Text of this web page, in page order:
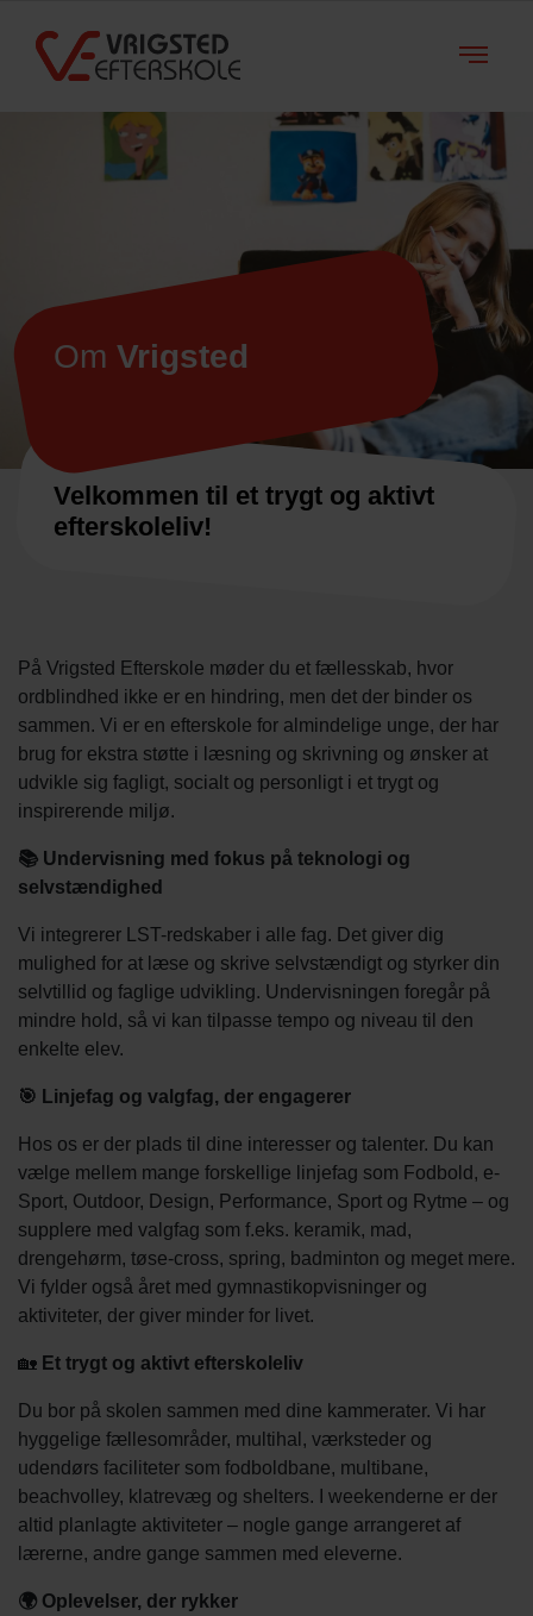
Om Vrigsted
Velkommen til et trygt og aktivt
efterskoleliv!
På Vrigsted Efterskole møder du et fællesskab, hvor
ordblindhed ikke er en hindring, men det der binder os
sammen. Vi er en efterskole for almindelige unge, der har
brug for ekstra støtte i læsning og skrivning og ønsker at
udvikle sig fagligt, socialt og personligt i et trygt og
inspirerende miljø.
📚 Undervisning med fokus på teknologi og
selvstændighed
Vi integrerer LST-redskaber i alle fag. Det giver dig
mulighed for at læse og skrive selvstændigt og styrker din
selvtillid og faglige udvikling. Undervisningen foregår på
mindre hold, så vi kan tilpasse tempo og niveau til den
enkelte elev.
🎯 Linjefag og valgfag, der engagerer
Hos os er der plads til dine interesser og talenter. Du kan
vælge mellem mange forskellige linjefag som Fodbold, e-
Sport, Outdoor, Design, Performance, Sport og Rytme – og
supplere med valgfag som f.eks. keramik, mad,
drengehørm, tøse-cross, spring, badminton og meget mere.
Vi fylder også året med gymnastikopvisninger og
aktiviteter, der giver minder for livet.
🏡 Et trygt og aktivt efterskoleliv
Du bor på skolen sammen med dine kammerater. Vi har
hyggelige fællesområder, multihal, værksteder og
udendørs faciliteter som fodboldbane, multibane,
beachvolley, klatrevæg og shelters. I weekenderne er der
altid planlagte aktiviteter – nogle gange arrangeret af
lærerne, andre gange sammen med eleverne.
🌍 Oplevelser, der rykker